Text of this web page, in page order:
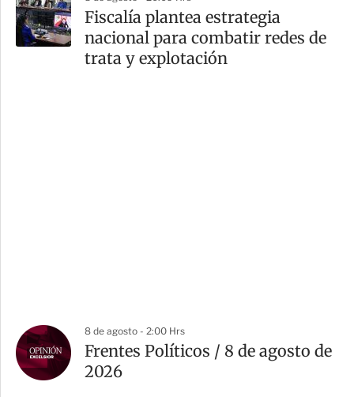
Fiscalía plantea estrategia
nacional para combatir redes de
trata y explotación
8 de agosto - 2:00 Hrs
Frentes Políticos / 8 de agosto de
2026